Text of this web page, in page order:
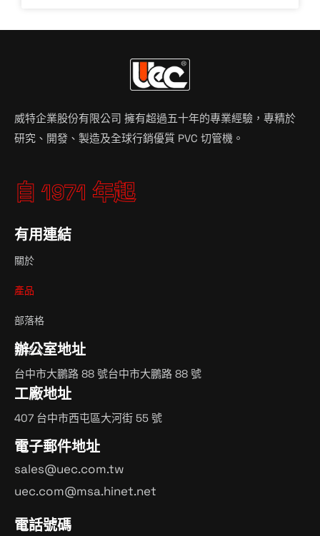
威特企業股份有限公司 擁有超過五十年的專業經驗，專精於
研究、開發、製造及全球行銷優質 PVC 切管機。
自 1971 年起
有用連結
關於
產品
部落格
聯絡人
辦公室地址
台中市大鵬路 88 號台中市大鵬路 88 號
工廠地址
407 台中市西屯區大河街 55 號
電子郵件地址
sales@uec.com.tw
uec.com@msa.hinet.net
電話號碼